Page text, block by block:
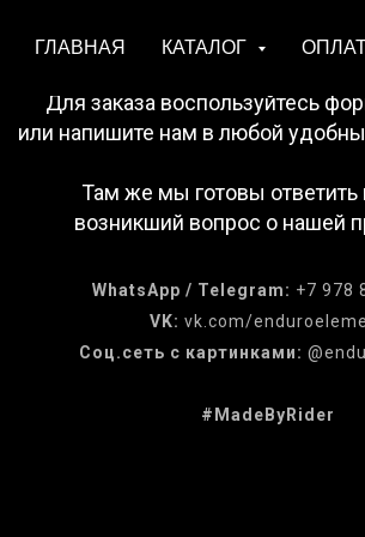
ГЛАВНАЯ КАТАЛОГ
Для заказа воспользуйтесь
или напишите нам в любой
Там же мы готовы ответить
возникший вопрос о нашей
WhatsApp / Telegram: +7 978
VK: vk.com/
Соц.сеть с картинками:
#MadeByRider